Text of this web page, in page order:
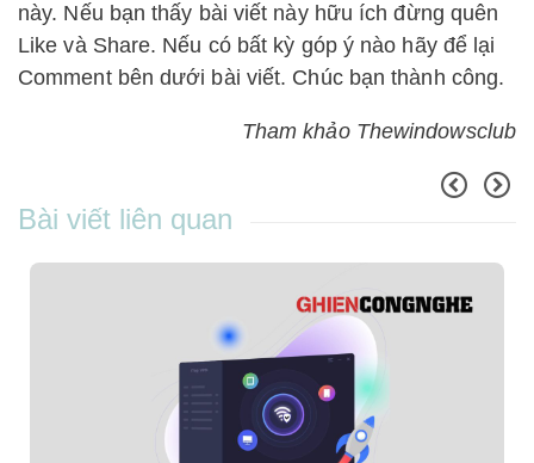
này. Nếu bạn thấy bài viết này hữu ích đừng quên
Like và Share. Nếu có bất kỳ góp ý nào hãy để lại
Comment bên dưới bài viết. Chúc bạn thành công.
Tham khảo Thewindowsclub
Bài viết liên quan